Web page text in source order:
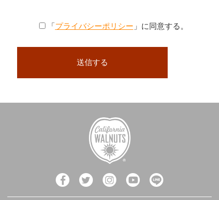
「 プライバシーポリシー 」に同意する。